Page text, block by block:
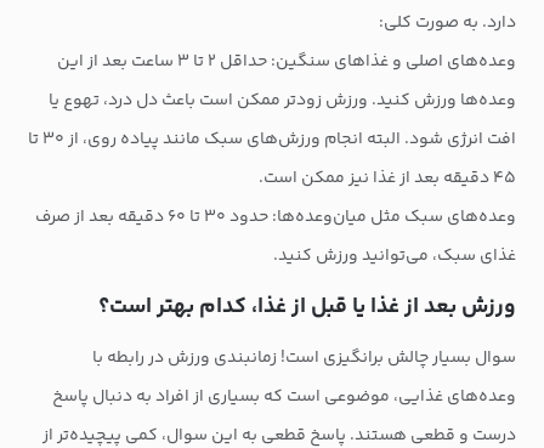
دارد. به صورت کلی:
وعده‌های اصلی و غذاهای سنگین: حداقل ۲ تا ۳ ساعت بعد از این
وعده‌ها ورزش کنید. ورزش زودتر ممکن است باعث دل درد، تهوع یا
افت انرژی شود. البته انجام ورزش‌های سبک مانند پیاده روی، از ۳۰ تا
۴۵ دقیقه بعد از غذا نیز ممکن است.
وعده‌های سبک مثل میان‌وعده‌ها: حدود ۳۰ تا ۶۰ دقیقه بعد از صرف
غذای سبک، می‌توانید ورزش کنید.
ورزش بعد از غذا یا قبل از غذا، کدام بهتر است؟
سوال بسیار چالش برانگیزی است! زمانبندی ورزش در رابطه با
وعده‌های غذایی، موضوعی است که بسیاری از افراد به دنبال پاسخ
درست و قطعی هستند. پاسخ قطعی به این سوال، کمی پیچیده‌تر از